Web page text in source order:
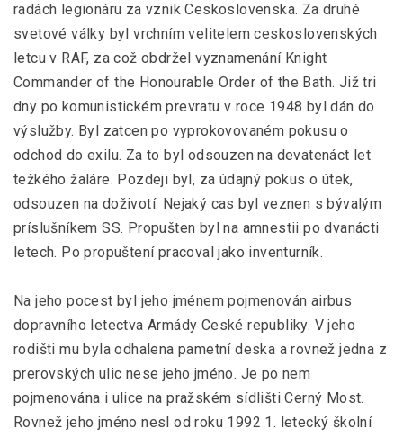
radách legionáru za vznik Ceskoslovenska. Za druhé
svetové války byl vrchním velitelem ceskoslovenských
letcu v RAF, za což obdržel vyznamenání Knight
Commander of the Honourable Order of the Bath. Již tri
dny po komunistickém prevratu v roce 1948 byl dán do
výslužby. Byl zatcen po vyprokovovaném pokusu o
odchod do exilu. Za to byl odsouzen na devatenáct let
težkého žaláre. Pozdeji byl, za údajný pokus o útek,
odsouzen na doživotí. Nejaký cas byl veznen s bývalým
príslušníkem SS. Propušten byl na amnestii po dvanácti
letech. Po propuštení pracoval jako inventurník.
Na jeho pocest byl jeho jménem pojmenován airbus
dopravního letectva Armády Ceské republiky. V jeho
rodišti mu byla odhalena pametní deska a rovnež jedna z
prerovských ulic nese jeho jméno. Je po nem
pojmenována i ulice na pražském sídlišti Cerný Most.
Rovnež jeho jméno nesl od roku 1992 1. letecký školní